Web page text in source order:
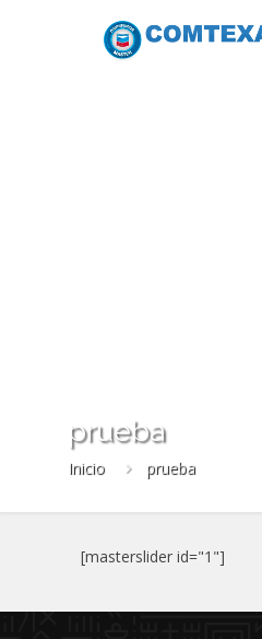
prueba
Inicio prueba
[masterslider id="1"]